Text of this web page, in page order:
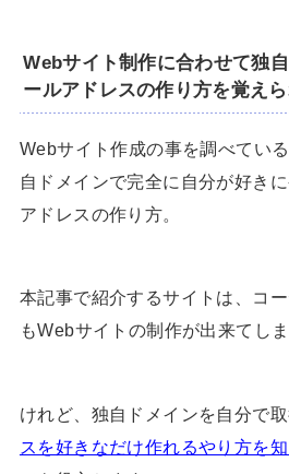
Webサイト制作に合わせて独
ールアドレスの作り方を覚え
Webサイト作成の事を調べてい
自ドメインで完全に自分が好き
アドレスの作り方。
本記事で紹介するサイトは、コ
もWebサイトの制作が出来てしま
けれど、独自ドメインを自分で取
スを好きなだけ作れるやり方を